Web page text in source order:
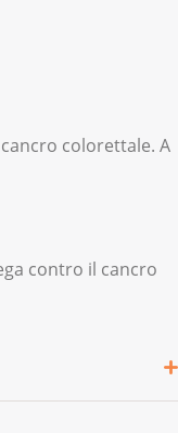
colorettale. A
contro il cancro